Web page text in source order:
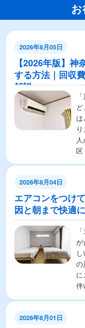
2026年8月05日
【2026年版】
する方法｜回収
解説
2026年8月04日
エアコンをつけ
因と朝まで快適
が
の
伴
2026年8月01日